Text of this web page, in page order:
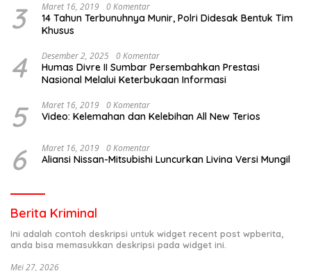
3 Maret 16, 2019 0 Komentar
14 Tahun Terbunuhnya Munir, Polri Didesak Bentuk Tim
Khusus
4 Desember 2, 2025 0 Komentar
Humas Divre II Sumbar Persembahkan Prestasi
Nasional Melalui Keterbukaan Informasi
5 Maret 16, 2019 0 Komentar
Video: Kelemahan dan Kelebihan All New Terios
6 Maret 16, 2019 0 Komentar
Aliansi Nissan-Mitsubishi Luncurkan Livina Versi Mungil
Berita Kriminal
Ini adalah contoh deskripsi untuk widget recent post wpberita,
anda bisa memasukkan deskripsi pada widget ini.
Mei 27, 2026